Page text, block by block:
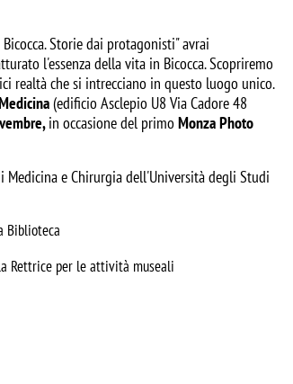
Storie dai protagonisti" avrai
l'essenza della vita in Bicocca. Scopriremo
realtà che si intrecciano in questo luogo unico.
(edificio Asclepio U8 Via Cadore 48
in occasione del primoMonza Photo
e Chirurgia dell'Università degli Studi
Biblioteca
Rettrice per le attività museali